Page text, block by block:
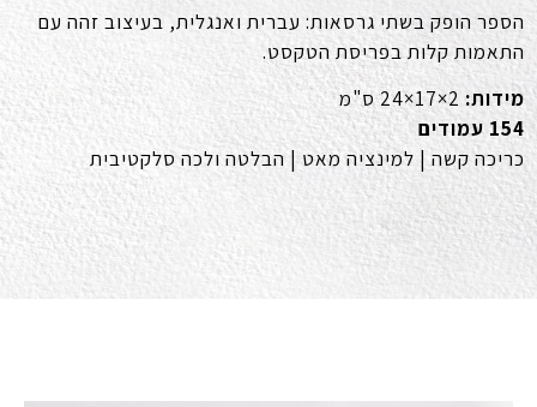
הספר הופק בשתי גרסאות: עברית ואנגלית, בעיצוב זהה עם
התאמות קלות בפריסת הטקסט.
מידות: 24×17×2ס"מ
154 עמודים
כריכה קשה | למינציה מאט | הבלטה ולכה סלקטיבית